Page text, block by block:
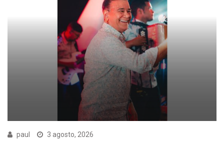
paul 3 agosto, 2026